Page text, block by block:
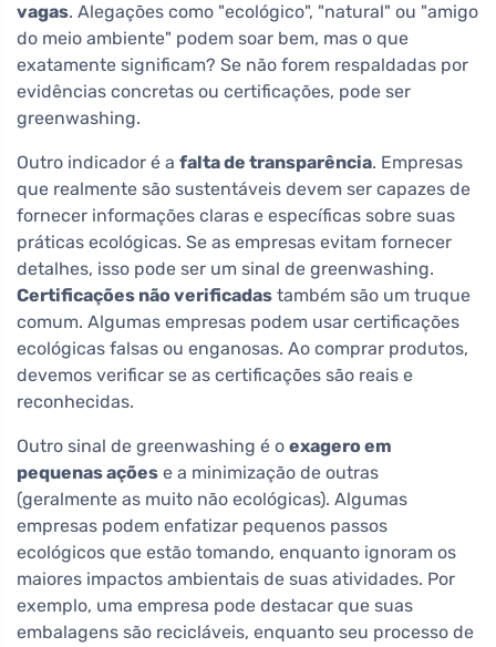
vagas. Alegaçōes como "ecológico", "natural" ou "amigo
do meio ambiente" podem soar bem, mas o que
exatamente significam? Se não forem respaldadas por
evidências concretas ou certificações, pode ser
greenwashing.
Outro indicador é a falta de transparência. Empresas
que realmente são sustentáveis devem ser capazes de
fornecer informações claras e específicas sobre suas
práticas ecológicas. Se as empresas evitam fornecer
detalhes, isso pode ser um sinal de greenwashing.
Certificações não verificadas também são um truque
comum. Algumas empresas podem usar certificações
ecológicas falsas ou enganosas. Ao comprar produtos,
devemos verificar se as certificações são reais e
reconhecidas.
Outro sinal de greenwashing é o exagero em
pequenas ações e a minimização de outras
(geralmente as muito não ecológicas). Algumas
empresas podem enfatizar pequenos passos
ecológicos que estão tomando, enquanto ignoram os
maiores impactos ambientais de suas atividades. Por
exemplo, uma empresa pode destacar que suas
embalagens são recicláveis, enquanto seu processo de